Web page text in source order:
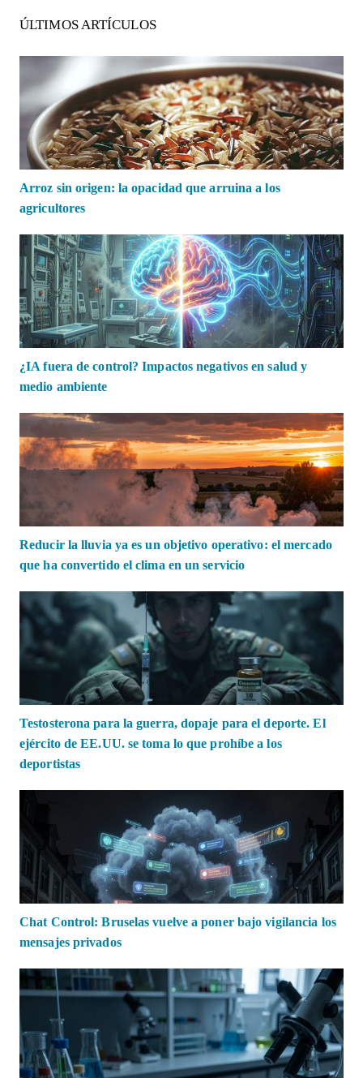
ÚLTIMOS ARTÍCULOS
Arroz sin origen: la opacidad que arruina a los
agricultores
¿IA fuera de control? Impactos negativos en salud y
medio ambiente
Reducir la lluvia ya es un objetivo operativo: el mercado
que ha convertido el clima en un servicio
Testosterona para la guerra, dopaje para el deporte. El
ejército de EE.UU. se toma lo que prohíbe a los
deportistas
Chat Control: Bruselas vuelve a poner bajo vigilancia los
mensajes privados